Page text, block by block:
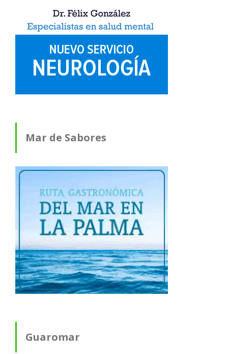
Mar de Sabores
Guaromar